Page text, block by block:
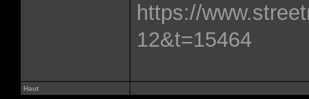
https://
12&t=15464
Haut